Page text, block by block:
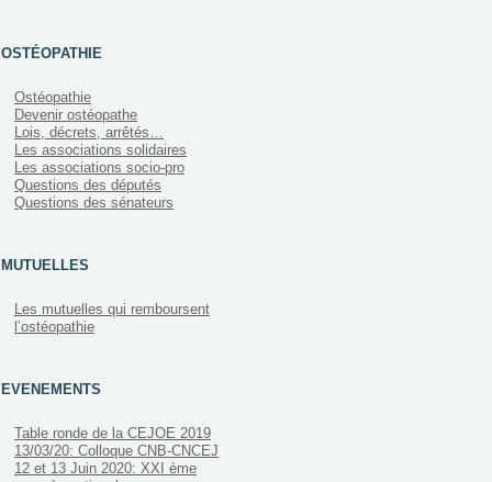
OSTÉOPATHIE
Ostéopathie
Devenir ostéopathe
Lois, décrets, arrêtés…
Les associations solidaires
Les associations socio-pro
Questions des députés
Questions des sénateurs
MUTUELLES
Les mutuelles qui remboursent
l’ostéopathie
EVENEMENTS
Table ronde de la CEJOE 2019
13/03/20: Colloque CNB-CNCEJ
12 et 13 Juin 2020: XXI ème